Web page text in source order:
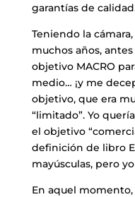
garantías de
Teniendo la
muchos años,
objetivo MACRO
medio… ¡y me
objetivo, que era
“limitado”. Yo
el objetivo
definición de libro
mayúsculas, pero
En aquel